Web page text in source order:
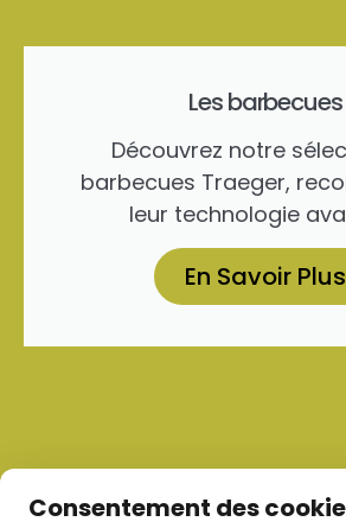
Les barbecues
Découvrez notre
barbecues Traeger,
leur technologie
En Savoir Plus
Consentement des